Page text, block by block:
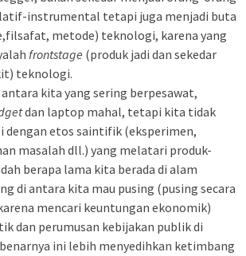
instrumental tetapi juga menjadi buta
metode) teknologi, karena yang
frontstage (produk jadi dan sekedar
teknologi.
antara kita yang sering berpesawat,
dan laptop mahal, tetapi kita tidak
dengan etos saintifik (eksperimen,
masalah dll.) yang melatari produk-
berapa lama kita berada di alam
di antara kita mau pusing (pusing secara
mencari keuntungan ekonomik)
dan perumusan kebijakan publik di
ini lebih menyedihkan ketimbang